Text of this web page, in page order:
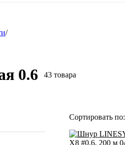
/
0.6 43 товара
Сортировать по: